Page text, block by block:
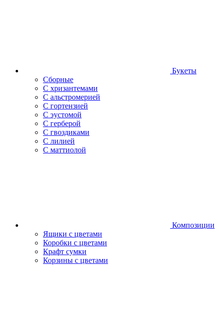
Букеты
Сборные
С хризантемами
С альстромерией
С гортензией
С эустомой
С герберой
С гвоздиками
С лилией
С маттиолой
Композиции
Ящики с цветами
Коробки с цветами
Крафт сумки
Корзины с цветами